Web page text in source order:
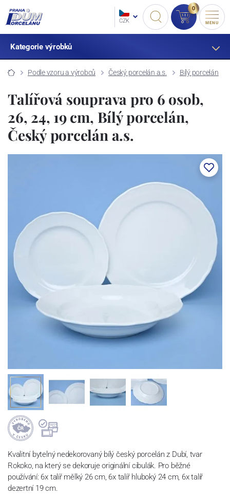
CZK
0
MENU
Kategorie výrobků
Podle vzoru a výrobců Český porcelán a.s. Bílý porcelán
Talířová souprava pro 6 osob,
26, 24, 19 cm, Bílý porcelán,
Český porcelán a.s.
Kvalitní bytelný nedekorovaný bílý český porcelán z Dubí, tvar
Rokoko, na který se dekoruje originální cibulák. Pro běžné
používání: 6x talíř mělký 26 cm, 6x talíř hluboký 24 cm, 6x talíř
dezertní 19 cm.